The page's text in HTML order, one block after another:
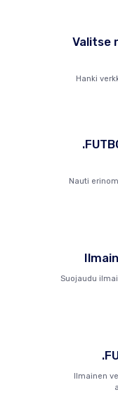
Valitse
Hanki
Nauti
Suojaudu
Ilmainen